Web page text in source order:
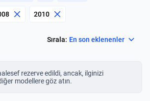
2010
Sırala: En son eklenenler
rezerve edildi, ancak, ilginizi
modellere göz atın.